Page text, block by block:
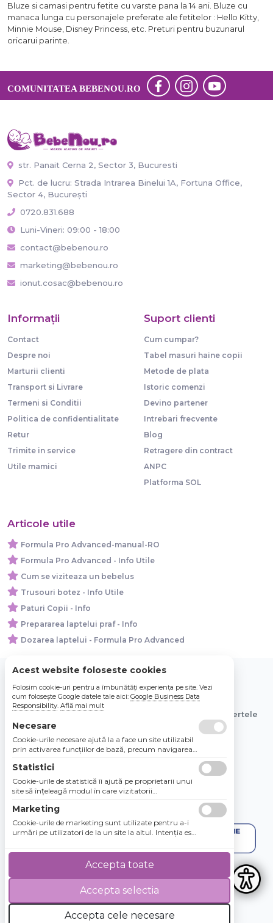
Bluze si camasi pentru fetite cu varste pana la 14 ani. Bluze cu
manaca lunga cu personajele preferate ale fetitelor : Hello Kitty,
Minnie Mouse, Disney Princess, etc. Preturi pentru buzunarul
oricarui parinte.
COMUNITATEA BEBENOU.RO
str. Panait Cerna 2, Sector 3, Bucuresti
Pct. de lucru: Strada Intrarea Binelui 1A, Fortuna Office,
Sector 4, București
0720.831.688
Luni-Vineri: 09:00 - 18:00
contact@bebenou.ro
marketing@bebenou.ro
ionut.cosac@bebenou.ro
Informaţii
Contact
Despre noi
Marturii clienti
Transport si Livrare
Termeni si Conditii
Politica de confidentialitate
Retur
Trimite in service
Utile mamici
Suport clienti
Cum cumpar?
Tabel masuri haine copii
Metode de plata
Istoric comenzi
Devino partener
Intrebari frecvente
Blog
Retragere din contract
ANPC
Platforma SOL
Articole utile
Formula Pro Advanced-manual-RO
Formula Pro Advanced - Info Utile
Cum se viziteaza un bebelus
Trusouri botez - Info Utile
Paturi Copii - Info
Prepararea laptelui praf - Info
Dozarea laptelui - Formula Pro Advanced
© 2026 Bebe Nou Online Store SRL
Toate preturile sunt exprimate in lei si includ tva. Ofertele
sunt valabile in limita stocului disponibil.
4.8 / 5 ★★★★★
Acest website foloseste cookies
Folosim cookie-uri pentru a îmbunătăți experiența pe site. Vezi
cum folosește Google datele tale aici: Google Business Data
Responsibility. Află mai mult
Necesare
Cookie-urile necesare ajută la a face un site utilizabil
prin activarea funcţiilor de bază, precum navigarea
Site-ul nu poate funcţiona corespunzător fără aceste
cookie-uri.
Statistici
Cookie-urile de statistică îi ajută pe proprietarii unui
site să înţeleagă modul în care vizitatorii
raportarea informaţiilor în mod anonim.
Marketing
Cookie-urile de marketing sunt utilizate pentru a-i
urmări pe utilizatori de la un site la altul. Intenţia este
utilizatorii individuali, aşadar ele sunt mai valoroase
pentru agenţiile de puiblicitate şi părţile terţe care se
Accepta cele necesare
Accepta selectia
Accepta toate